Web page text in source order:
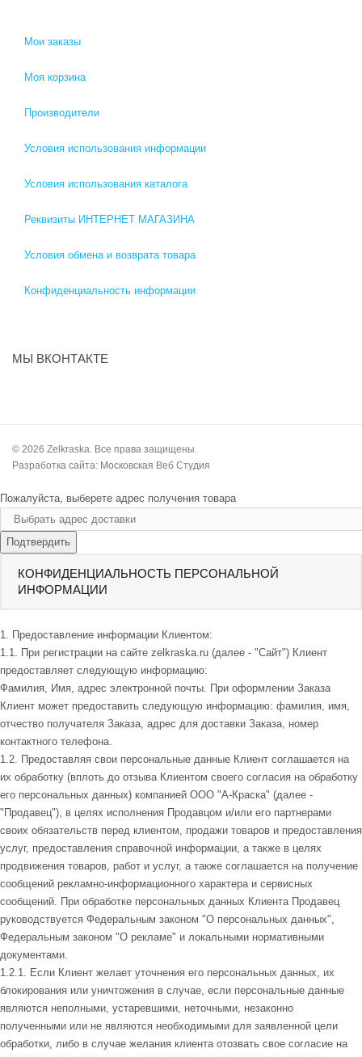
Мои заказы
Моя корзина
Производители
Условия использования информации
Условия использования каталога
Реквизиты ИНТЕРНЕТ МАГАЗИНА
Условия обмена и возврата товара
Конфиденциальность информации
МЫ ВКОНТАКТЕ
© 2026 Zelkraska. Все права защищены.
Разработка сайта: Московская Веб Студия
Пожалуйста, выберете адрес получения товара
Подтвердить
КОНФИДЕНЦИАЛЬНОСТЬ ПЕРСОНАЛЬНОЙ
ИНФОРМАЦИИ
1. Предоставление информации Клиентом:
1.1. При регистрации на сайте zelkraska.ru (далее - "Сайт") Клиент
предоставляет следующую информацию:
Фамилия, Имя, адрес электронной почты. При оформлении Заказа
Клиент может предоставить следующую информацию: фамилия, имя,
отчество получателя Заказа, адрес для доставки Заказа, номер
контактного телефона.
1.2. Предоставляя свои персональные данные Клиент соглашается на
их обработку (вплоть до отзыва Клиентом своего согласия на обработку
его персональных данных) компанией ООО "А-Краска" (далее -
"Продавец"), в целях исполнения Продавцом и/или его партнерами
своих обязательств перед клиентом, продажи товаров и предоставления
услуг, предоставления справочной информации, а также в целях
продвижения товаров, работ и услуг, а также соглашается на получение
сообщений рекламно-информационного характера и сервисных
сообщений. При обработке персональных данных Клиента Продавец
руководствуется Федеральным законом "О персональных данных",
Федеральным законом "О рекламе" и локальными нормативными
документами.
1.2.1. Если Клиент желает уточнения его персональных данных, их
блокирования или уничтожения в случае, если персональные данные
являются неполными, устаревшими, неточными, незаконно
полученными или не являются необходимыми для заявленной цели
обработки, либо в случае желания клиента отозвать свое согласие на